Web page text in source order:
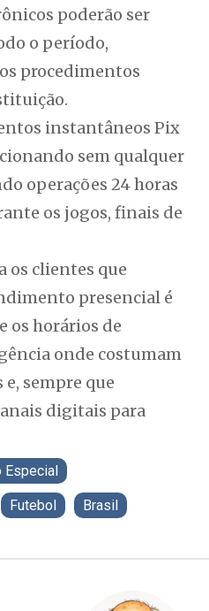
poderão ser
o período,
procedimentos
instantâneos Pix
sem qualquer
operações 24 horas
os jogos, finais de
os clientes que
presencial é
os horários de
onde costumam
sempre que
digitais para
Especial
Futebol Brasil